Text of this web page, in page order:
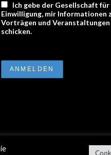
Ich gebe der Gesellschaft
Einwilligung, mir Informationen
Vorträgen und Veranstaltungen
schicken.